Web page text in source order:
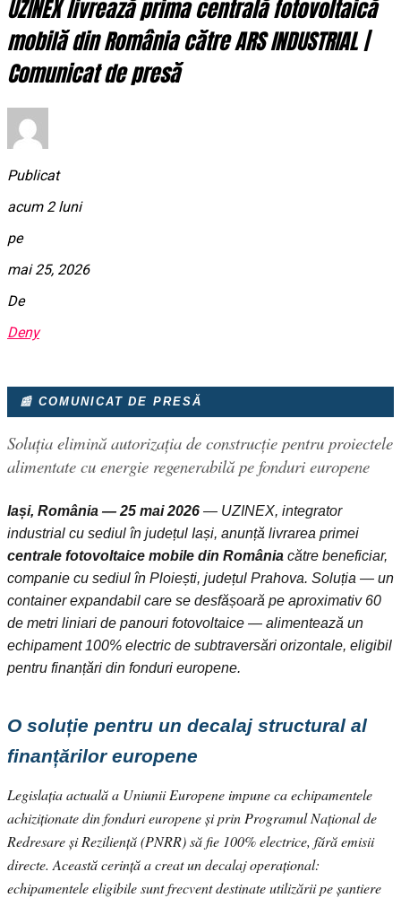
UZINEX livrează prima centrală fotovoltaică
mobilă din România către ARS INDUSTRIAL |
Comunicat de presă
Publicat
acum 2 luni
pe
mai 25, 2026
De
Deny
📰 COMUNICAT DE PRESĂ
Soluția elimină autorizația de construcție pentru proiectele
alimentate cu energie regenerabilă pe fonduri europene
Iași, România — 25 mai 2026 — UZINEX, integrator
industrial cu sediul în județul Iași, anunță livrarea primei
centrale fotovoltaice mobile din România către beneficiar,
companie cu sediul în Ploiești, județul Prahova. Soluția — un
container expandabil care se desfășoară pe aproximativ 60
de metri liniari de panouri fotovoltaice — alimentează un
echipament 100% electric de subtraversări orizontale, eligibil
pentru finanțări din fonduri europene.
O soluție pentru un decalaj structural al
finanțărilor europene
Legislația actuală a Uniunii Europene impune ca echipamentele
achiziționate din fonduri europene și prin Programul Național de
Redresare și Reziliență (PNRR) să fie 100% electrice, fără emisii
directe. Această cerință a creat un decalaj operațional:
echipamentele eligibile sunt frecvent destinate utilizării pe șantiere